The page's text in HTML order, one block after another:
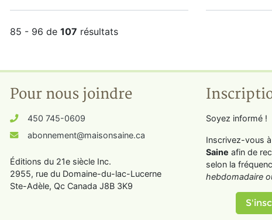
85 - 96 de 107 résultats
Pour nous joindre
450 745-0609
abonnement@maisonsaine.ca
Éditions du 21e siècle Inc.
2955, rue du Domaine-du-lac-Lucerne
Ste-Adèle, Qc Canada J8B 3K9
Soyez informé !
Inscrivez-vous
Saine afin de
selon la
hebdomadaire